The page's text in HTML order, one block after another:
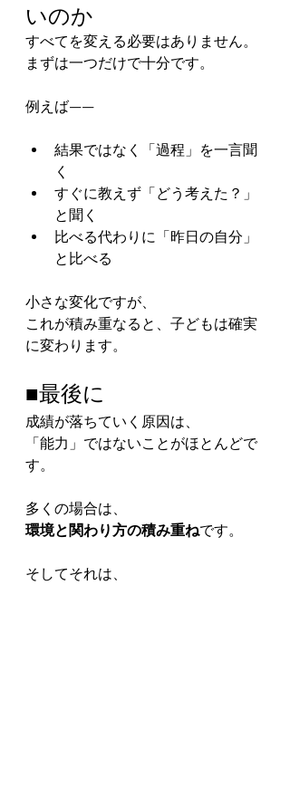
いのか
すべてを変える必要はありません。
まずは一つだけで十分です。
例えば——
結果ではなく「過程」を一言聞
く
すぐに教えず「どう考えた？」
と聞く
比べる代わりに「昨日の自分」
と比べる
小さな変化ですが、
これが積み重なると、子どもは確実
に変わります。
■最後に
成績が落ちていく原因は、
「能力」ではないことがほとんどで
す。
多くの場合は、
環境と関わり方の積み重ねです。
そしてそれは、